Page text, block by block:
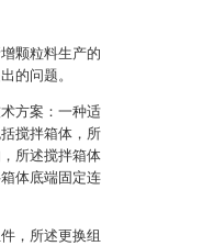
颗粒料生产的
的问题。
方案：一种适
搅拌箱体，所
所述搅拌箱体
体底端固定连
，所述更换组